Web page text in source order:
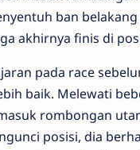
ban
akhirnya finis di
pada race
baik. Melewati
rombongan
posisi, dia